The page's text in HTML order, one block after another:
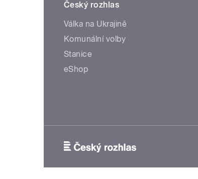
Český rozhlas
Válka na Ukrajině
Komunální volby
Stanice
eShop